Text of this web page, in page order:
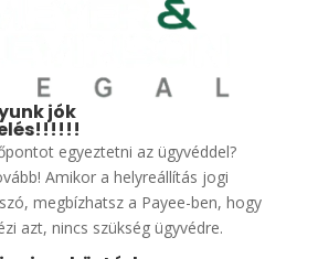
jók
egyeztetni az ügyvéddel?
Amikor a helyreállítás jogi
megbízhatsz a Payee-ben, hogy
azt, nincs szükség ügyvédre.